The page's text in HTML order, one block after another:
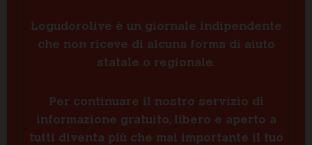
Logudorolive è un giornale indipendente
che non riceve di alcuna forma di aiuto
statale o regionale.
Per continuare il nostro servizio di
informazione gratuito, libero e aperto a
tutti diventa più che mai importante il tuo